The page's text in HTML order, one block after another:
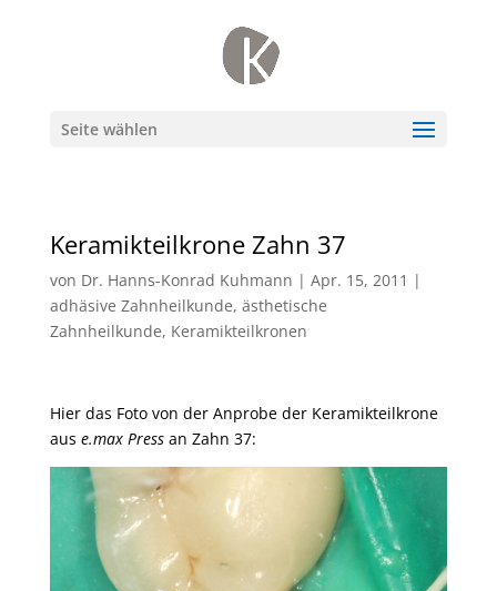
Seite wählen
Keramikteilkrone Zahn 37
von Dr. Hanns-Konrad Kuhmann | Apr. 15, 2011 |
adhäsive Zahnheilkunde, ästhetische
Zahnheilkunde, Keramikteilkronen
Hier das Foto von der Anprobe der Keramikteilkrone
aus e.max Pressan Zahn 37: